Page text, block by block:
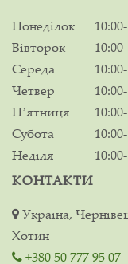
Понеділок
Вівторок
Середа
Четвер
Пʼятниця
Субота
Неділя
КОНТАКТИ
Україна,
Хотин
+380 50 777 95 07